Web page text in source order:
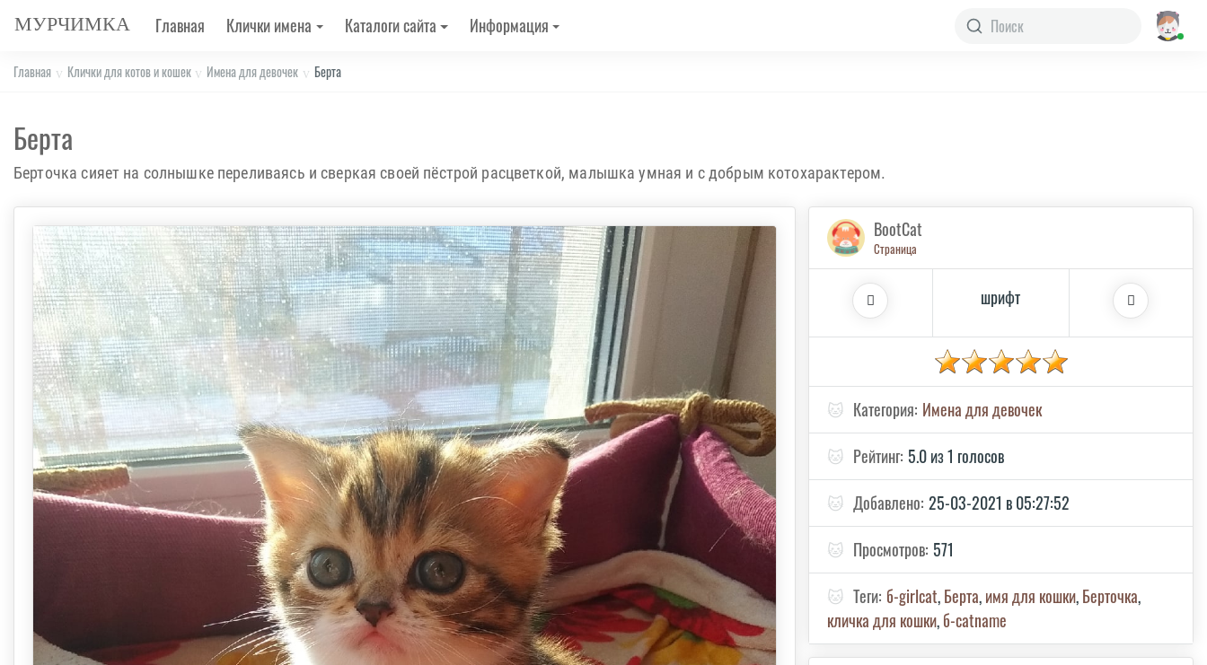
МУРЧИМКА Главная Клички имена Каталоги сайта Информация
Главная Клички для котов и кошек Имена для девочек Берта
Берта
Берточка сияет на солнышке переливаясь и сверкая своей пёстрой расцветкой, малышка умная и с добрым котохарактером.
BootCat
Страница
шрифт
🐱 Категория: Имена для девочек
🐱 Рейтинг: 5.0 из 1 голосов
🐱 Добавлено: 25-03-2021 в 05:27:52
🐱 Просмотров: 571
🐱 Теги: б-girlcat,Берта,имя для кошки,Берточка,
кличка для кошки,б-catname